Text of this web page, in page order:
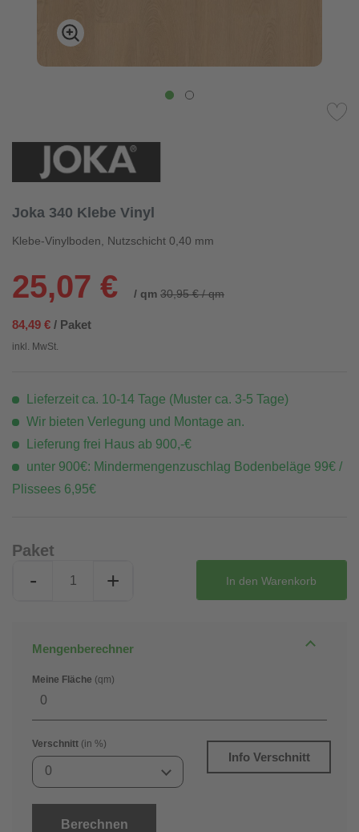
Joka 340 Klebe Vinyl
Klebe-Vinylboden, Nutzschicht 0,40 mm
25,07 € / qm 30,95 € / qm
84,49 € / Paket
inkl. MwSt.
Lieferzeit ca. 10-14 Tage (Muster ca. 3-5 Tage)
Wir bieten Verlegung und Montage an.
Lieferung frei Haus ab 900,-€
unter 900€: Mindermengenzuschlag Bodenbeläge 99€ /
Plissees 6,95€
Paket
- + In den Warenkorb
Mengenberechner
Meine Fläche (qm)
Verschnitt (in %)
0
Info Verschnitt
Berechnen